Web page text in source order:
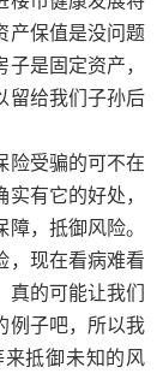
产保值是没问题
是固定资产，
留给我们子孙后
险受骗的可不在
有它的好处，
，抵御风险。
，现在看病难看
的可能让我们
例子吧，所以我
抵御未知的风